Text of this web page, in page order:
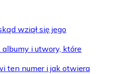
wziął się jego
i utwory, które
ten numer i jak otwiera